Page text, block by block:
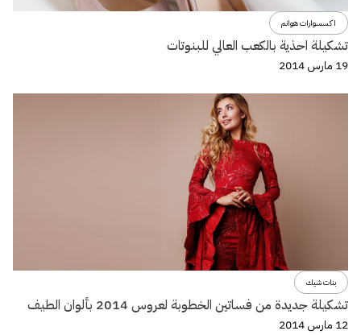
اكسسوارات هوانم
تشكيلة احذية بالكعب العالي للبنوتات
19 مارس 2014
بنات شيك
تشكيلة جديدة من فساتين الخطوبة لعروس 2014 بألوان الطيف
12 مارس 2014